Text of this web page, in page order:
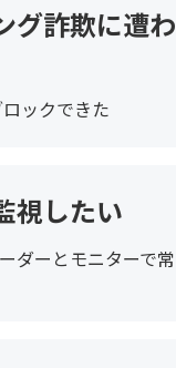
グ詐欺に遭わ
ックできた
視したい
ダーとモニターで常